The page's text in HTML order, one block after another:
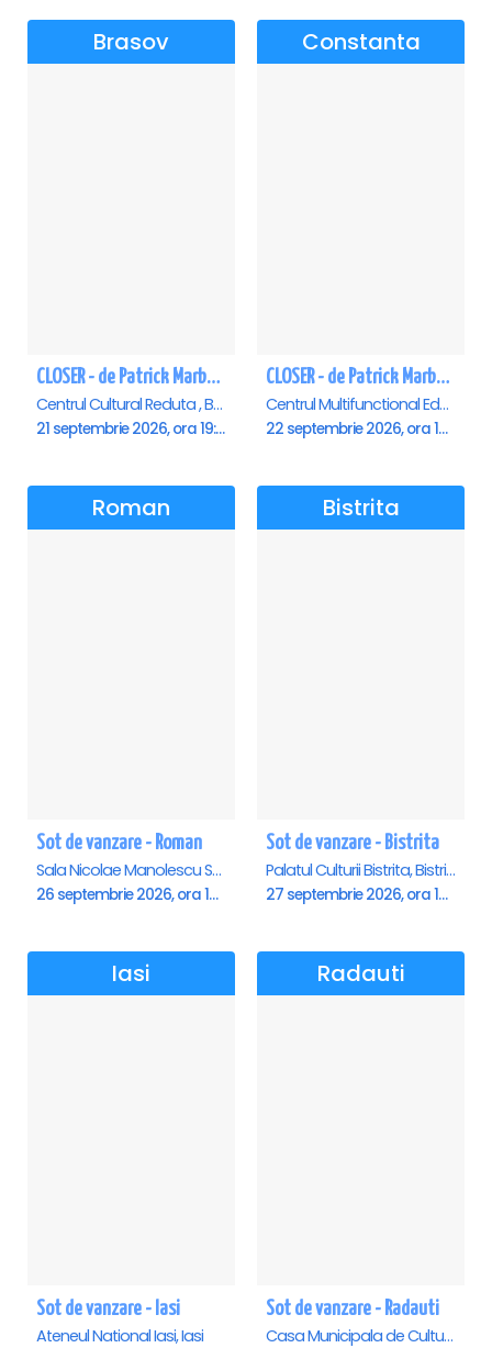
Brasov
CLOSER - de Patrick Marber - Premiera - Brasov
Centrul Cultural Reduta , Brasov
21 septembrie 2026, ora 19:00
Constanta
CLOSER - de Patrick Marber - Premiera - Constanta
Centrul Multifunctional Educativ pentru Tineret Jean Constantin, Constanta
22 septembrie 2026, ora 19:00
Roman
Sot de vanzare - Roman
Sala Nicolae Manolescu Strunga (Sala de festivitati a Primariei Roman), Roman
26 septembrie 2026, ora 19:00
Bistrita
Sot de vanzare - Bistrita
Palatul Culturii Bistrita, Bistrita
27 septembrie 2026, ora 19:00
Iasi
Sot de vanzare - Iasi
Ateneul National Iasi, Iasi
Radauti
Sot de vanzare - Radauti
Casa Municipala de Cultura, Radauti